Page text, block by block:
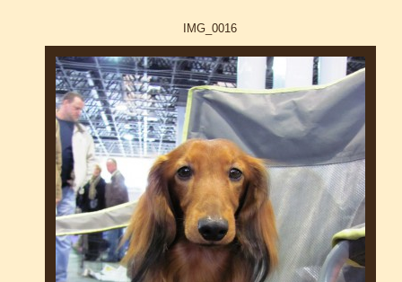
IMG_0016